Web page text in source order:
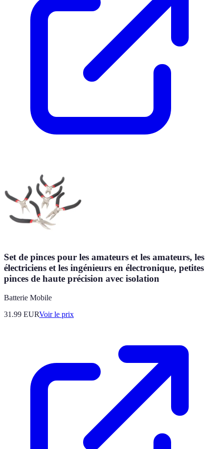
Set de pinces pour les amateurs et les amateurs, les
électriciens et les ingénieurs en électronique, petites
pinces de haute précision avec isolation
Batterie Mobile
31.99 EURVoir le prix